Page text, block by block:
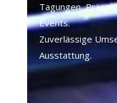
Tagungen,
Events.
Zuverlässige
Ausstattung.